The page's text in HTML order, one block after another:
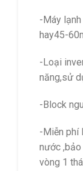
-Máy
hay45-
-Loại
năng,sử
-Block
-Miễn phí
nước
vòng 1